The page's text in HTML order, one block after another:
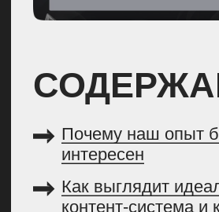
Мы выпускаем ежемесячно
порядка 30 материалов
из них — с комментариями
внешних и внутренних
экспертов.
60% трафика мы привлекаем
именно за счет контент-
внешние площадки. У нас
ежемесячно блог собирает